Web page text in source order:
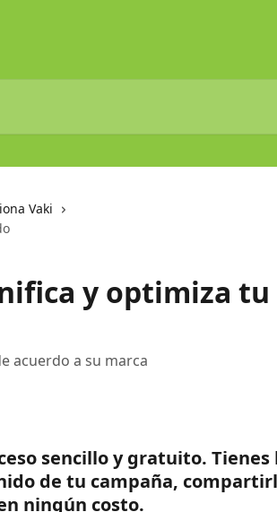
Vaki
y optimiza tu
acuerdo a su marca
sencillo y gratuito. Tienes
de tu campaña,
ningún costo.